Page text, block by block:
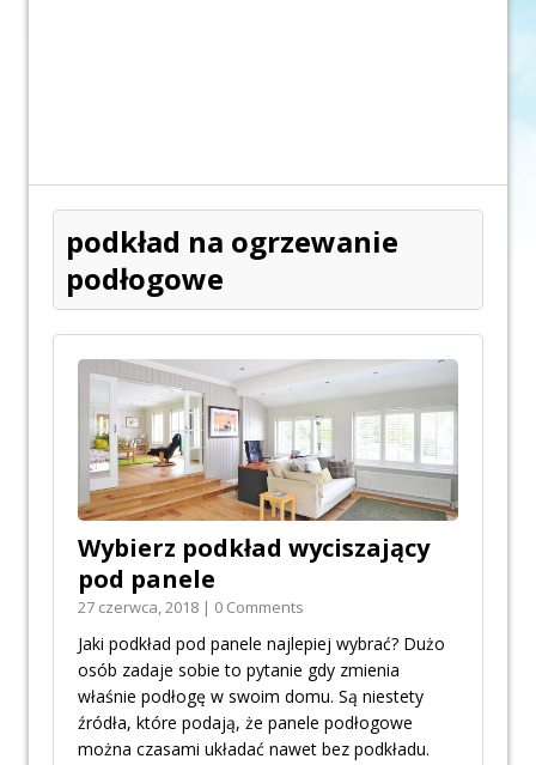
podkład na ogrzewanie
podłogowe
Wybierz podkład wyciszający
pod panele
27 czerwca, 2018 | 0 Comments
Jaki podkład pod panele najlepiej wybrać? Dużo
osób zadaje sobie to pytanie gdy zmienia
właśnie podłogę w swoim domu. Są niestety
źródła, które podają, że panele podłogowe
można czasami układać nawet bez podkładu.